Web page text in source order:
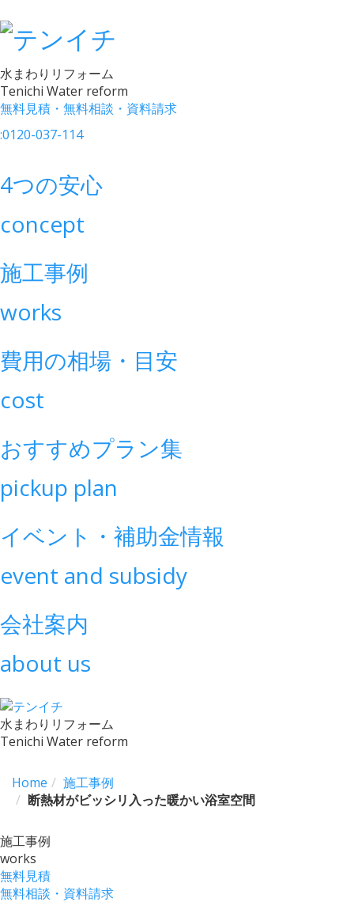
水まわりリフォーム
Tenichi Water reform
無料見積・無料相談・資料請求
:0120-037-114
4つの安心
concept
施工事例
works
費用の相場・目安
cost
おすすめプラン集
pickup plan
イベント・補助金情報
event and subsidy
会社案内
about us
水まわりリフォーム
Tenichi Water reform
navigation
Home
施工事例
断熱材がビッシリ入った暖かい浴室空間
施工事例
works
無料見積
無料相談・資料請求